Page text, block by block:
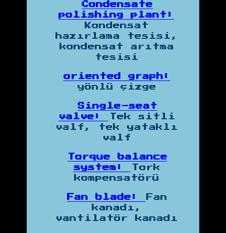
Condensate
polishing plant:
Kondensat
hazırlama tesisi,
kondensat arıtma
tesisi
oriented graph:
yönlü çizge
Single-seat
valve:
Tek sitli
valf, tek yataklı
valf
Torque balance
system:
Tork
kompensatörü
Fan blade:
Fan
kanadı,
vantilatör kanadı